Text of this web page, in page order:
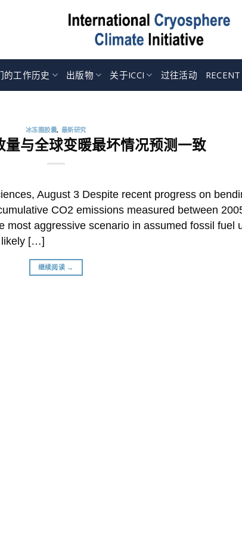
的工作历史 出版物 关于ICCI 过往活动
冰冻圈胶囊
订阅我们的每周‘冰冻圈胶囊’
继续阅读 →
冰冻圈胶囊, 最新研究
量与全球变暖最坏情况预测一致
August 3 Despite recent progress on
CO2 emissions measured between
most aggressive scenario in assumed fossil fuel
likely […]
继续阅读 →